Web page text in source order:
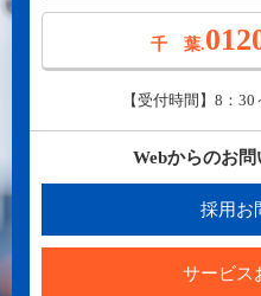
千 葉.
【受付時間】8：
Webからのお
採用お
サービス